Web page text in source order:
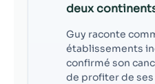
deux
Guy raconte
établissements
confirmé son
de profiter de